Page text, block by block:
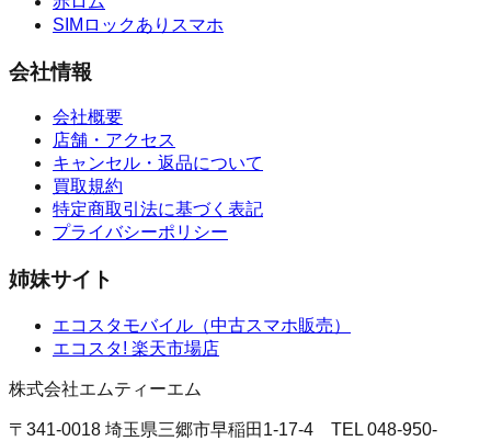
SIMロックありスマホ
会社情報
会社概要
店舗・アクセス
キャンセル・返品について
買取規約
特定商取引法に基づく表記
プライバシーポリシー
姉妹サイト
エコスタモバイル （中古スマホ販売）
エコスタ! 楽天市場店
株式会社エムティーエム
〒341-0018 埼玉県三郷市早稲田1-17-4 TEL 048-950-